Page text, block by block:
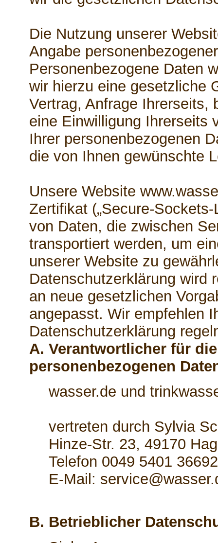
Die Nutzung unserer
Angabe
Personenbezogene Daten
wir hierzu eine gesetzliche
Vertrag, Anfrage Ihrerseits,
eine Einwilligung Ihrerseits
Ihrer personenbezogenen
die von Ihnen gewünschte
Unsere Website
Zertifikat („Secure-
von Daten, die zwischen
transportiert werden, um
unserer Website zu
Datenschutzerklärung wird
an neue gesetzlichen
angepasst. Wir empfehlen
Datenschutzerklärung
A. Verantwortlicher für
personenbezogenen
wasser.de und
vertreten durch Sylvia
Hinze-Str. 23, 49170
Telefon 0049 5401
E-Mail:
B. Betrieblicher